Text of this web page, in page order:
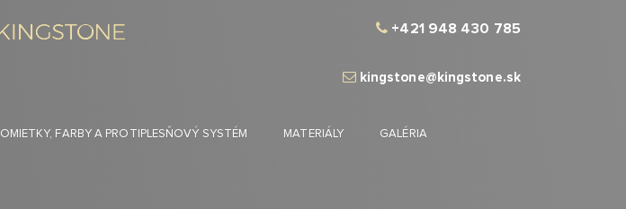
+421 948 430 785
kingstone@kingstone.sk
OMIETKY, FARBY A PROTIPLESŇOVÝ SYSTÉM MATERIÁLY GALÉRIA